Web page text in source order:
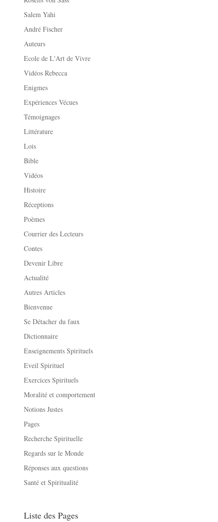
Salem Yahi
André Fischer
Auteurs
Ecole de L'Art de Vivre
Vidéos Rebecca
Enigmes
Expériences Vécues
Témoignages
Littérature
Lois
Bible
Vidéos
Histoire
Réceptions
Poèmes
Courrier des Lecteurs
Contes
Devenir Libre
Actualité
Autres Articles
Bienvenue
Se Détacher du faux
Dictionnaire
Enseignements Spirituels
Eveil Spirituel
Exercices Spirituels
Moralité et comportement
Notions Justes
Pages
Recherche Spirituelle
Regards sur le Monde
Réponses aux questions
Santé et Spiritualité
Liste des Pages